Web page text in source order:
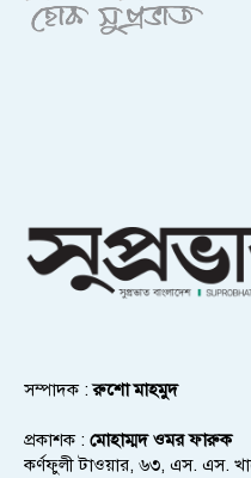
সম্পাদক :রুশো মাহমুদ
প্রকাশক : মোহাম্মদ ওমর ফারুক
কর্ণফুলী টাওয়ার, ৬৩, এস. এস.